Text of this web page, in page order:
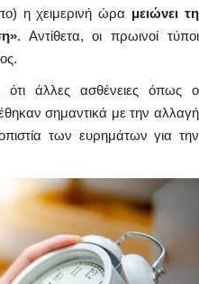
η χειμερινή ώρα μειώνει τη
. Αντίθετα, οι πρωινοί τύποι
ότι άλλες ασθένειες όπως ο
σημαντικά με την αλλαγή
των ευρημάτων για την